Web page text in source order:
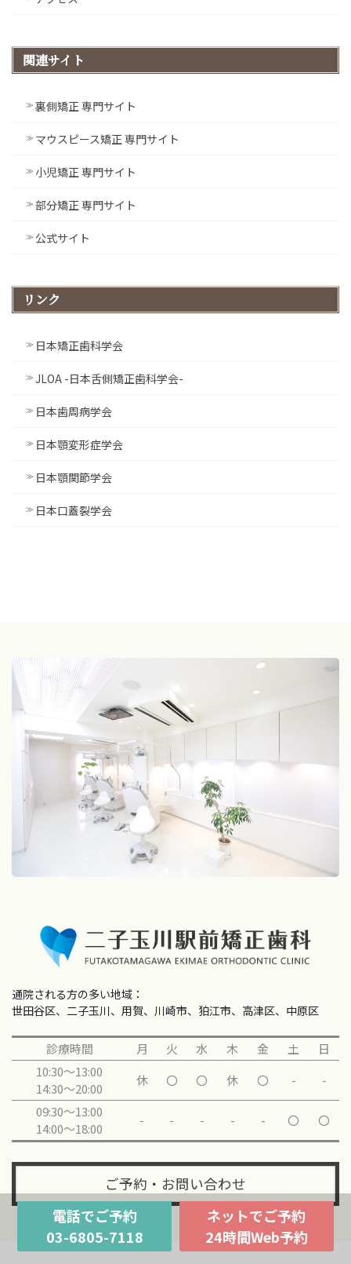
関連サイト
裏側矯正 専門サイト
マウスピース矯正 専門サイト
小児矯正 専門サイト
部分矯正 専門サイト
公式サイト
リンク
日本矯正歯科学会
JLOA -日本舌側矯正歯科学会-
日本歯周病学会
日本顎変形症学会
日本顎関節学会
日本口蓋裂学会
通院される方の多い地域：
世田谷区、二子玉川、用賀、川崎市、狛江市、高津区、中原区
診療時間 月 火 水 木 金 土
日
10:30～13:00
14:30～20:00
休 〇 〇 休 〇 -
-
09:30～13:00
14:00～18:00
- - - - - 〇 〇
ご予約・お問い合わせ
電話でご予約
03-6805-7118
ネットでご予約
24時間Web予約